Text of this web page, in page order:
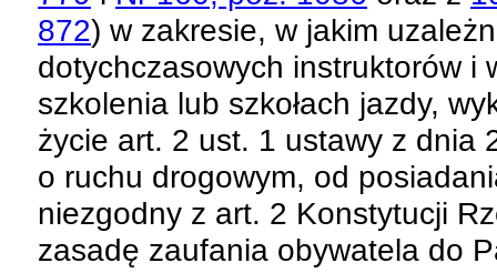
872) w zakresie, w jakim
dotychczasowych instruktorów i
szkolenia lub szkołach jazdy,
życie art. 2 ust. 1 ustawy z dnia
o ruchu drogowym, od
niezgodny z art. 2 Konstytucji
zasadę zaufania obywatela do